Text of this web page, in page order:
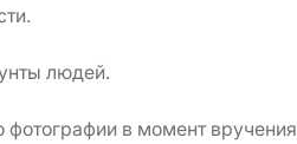
людей.
фотографии в момент вручения